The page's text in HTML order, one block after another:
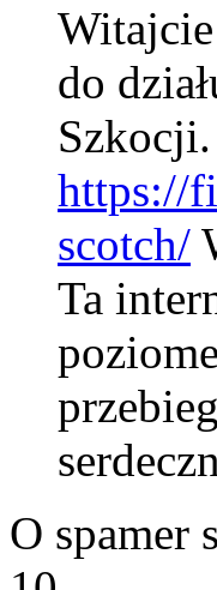
do
Szkocji.
https://
scotch/
Ta
O spamer